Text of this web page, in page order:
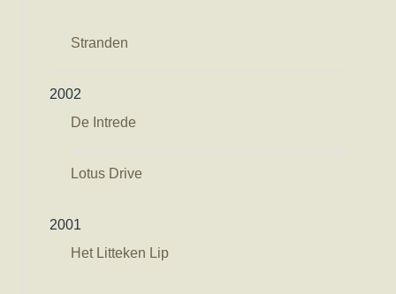
Stranden
2002
De Intrede
Lotus Drive
2001
Het Litteken Lip